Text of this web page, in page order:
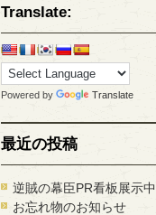
Translate:
Powered by Translate
最近の投稿
逆賊の幕臣PR看板展示中
お忘れ物のお知らせ